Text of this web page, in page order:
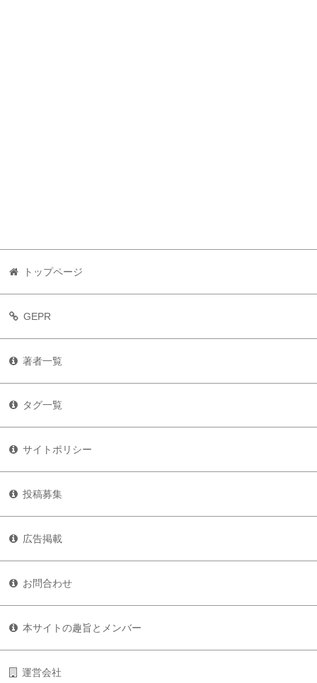
トップページ
GEPR
著者一覧
タグ一覧
サイトポリシー
投稿募集
広告掲載
お問合わせ
本サイトの趣旨とメンバー
運営会社